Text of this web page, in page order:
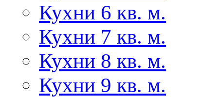
Кухни 6 кв. м.
Кухни 7 кв. м.
Кухни 8 кв. м.
Кухни 9 кв. м.